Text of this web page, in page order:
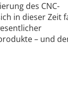
des CNC-
in dieser Zeit
– und